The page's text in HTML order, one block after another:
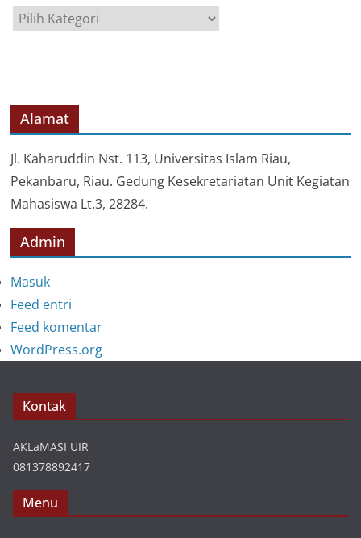
P
r
i
Alamat
Jl. Kaharuddin Nst. 113, Universitas Islam Riau,
Pekanbaru, Riau. Gedung Kesekretariatan Unit Kegiatan
Mahasiswa Lt.3, 28284.
Admin
Masuk
Feed entri
Feed komentar
WordPress.org
Kontak
AKLaMASI UIR
081378892417
Menu